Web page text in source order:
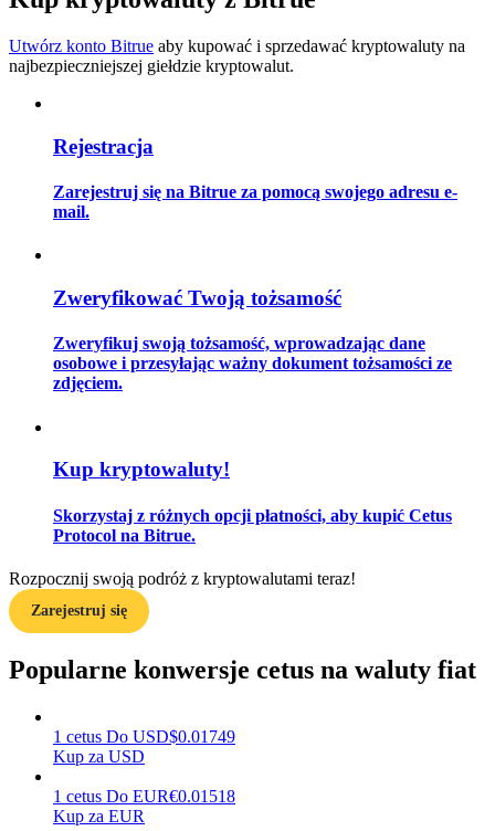
Strategie handlowe
Dowiedz się, jak zachować rentowność
Zarabiać
Mocna Świnka
Utwórz konto Bitrue aby kupować i sprzedawać kryptowaluty na
najbezpieczniejszej giełdzie kryptowalut.
Rejestracja
Zarejestruj się na Bitrue za pomocą swojego adresu e-
mail.
Zweryfikować Twoją tożsamość
Zweryfikuj swoją tożsamość, wprowadzając dane
osobowe i przesyłając ważny dokument tożsamości ze
zdjęciem.
Kup kryptowaluty!
Skorzystaj z różnych opcji płatności, aby kupić Cetus
Protocol na Bitrue.
Rozpocznij swoją podróż z kryptowalutami teraz!
Zarejestruj się
Popularne konwersje cetus na waluty fiat
1 cetus Do USD$0.01749
Kup za USD
1 cetus Do EUR€0.01518
Kup za EUR